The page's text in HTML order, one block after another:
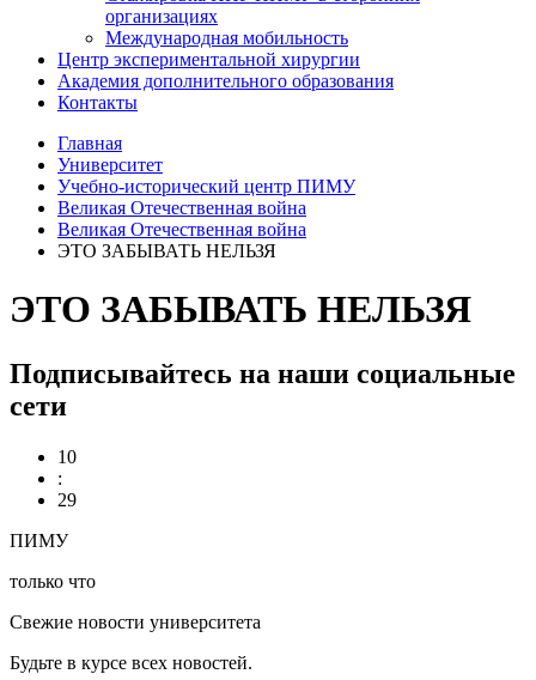
организациях
Международная мобильность
Центр экспериментальной хирургии
Академия дополнительного образования
Контакты
Главная
Университет
Учебно-исторический центр ПИМУ
Великая Отечественная война
Великая Отечественная война
ЭТО ЗАБЫВАТЬ НЕЛЬЗЯ
ЭТО ЗАБЫВАТЬ НЕЛЬЗЯ
Подписывайтесь на наши социальные
сети
10
:
29
ПИМУ
только что
Свежие новости университета
Будьте в курсе всех новостей.